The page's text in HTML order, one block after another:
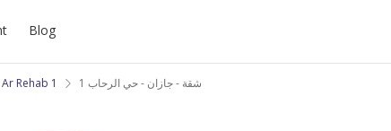
Blog
Ar Rehab 1 شقة - جازان - حي الرحاب 1